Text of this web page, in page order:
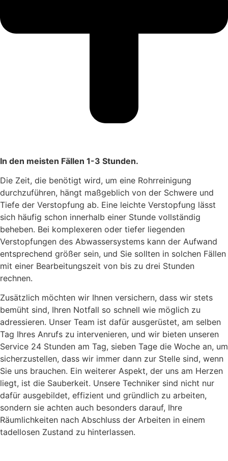
In den meisten Fällen 1-3 Stunden.
Die Zeit, die benötigt wird, um eine Rohrreinigung
durchzuführen, hängt maßgeblich von der Schwere und
Tiefe der Verstopfung ab. Eine leichte Verstopfung lässt
sich häufig schon innerhalb einer Stunde vollständig
beheben. Bei komplexeren oder tiefer liegenden
Verstopfungen des Abwassersystems kann der Aufwand
entsprechend größer sein, und Sie sollten in solchen Fällen
mit einer Bearbeitungszeit von bis zu drei Stunden
rechnen.
Zusätzlich möchten wir Ihnen versichern, dass wir stets
bemüht sind, Ihren Notfall so schnell wie möglich zu
adressieren. Unser Team ist dafür ausgerüstet, am selben
Tag Ihres Anrufs zu intervenieren, und wir bieten unseren
Service 24 Stunden am Tag, sieben Tage die Woche an, um
sicherzustellen, dass wir immer dann zur Stelle sind, wenn
Sie uns brauchen. Ein weiterer Aspekt, der uns am Herzen
liegt, ist die Sauberkeit. Unsere Techniker sind nicht nur
dafür ausgebildet, effizient und gründlich zu arbeiten,
sondern sie achten auch besonders darauf, Ihre
Räumlichkeiten nach Abschluss der Arbeiten in einem
tadellosen Zustand zu hinterlassen.